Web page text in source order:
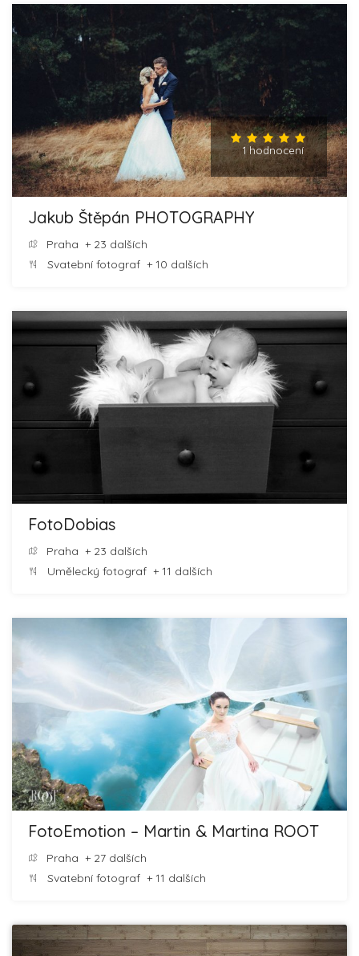
1 hodnocení
Jakub Štěpán PHOTOGRAPHY
Praha + 23 dalších
Svatební fotograf + 10 dalších
FotoDobias
Praha + 23 dalších
Umělecký fotograf + 11 dalších
FotoEmotion – Martin & Martina ROOT
Praha + 27 dalších
Svatební fotograf + 11 dalších